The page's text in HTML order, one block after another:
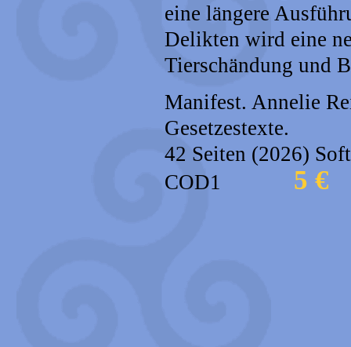
eine längere
Delikten wird eine
Tierschändung und
Manifest. Annelie
Gesetzestexte.
42 Seiten (2026)
COD1
5 €